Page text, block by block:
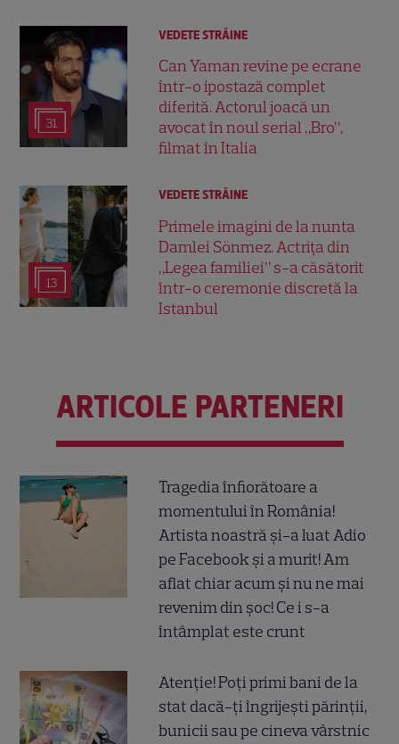
31
VEDETE STRĂINE
Can Yaman revine pe ecrane
într-o ipostază complet
diferită. Actorul joacă un
avocat în noul serial „Bro”,
filmat în Italia
13
VEDETE STRĂINE
Primele imagini de la nunta
Damlei Sönmez. Actrița din
„Legea familiei” s-a căsătorit
într-o ceremonie discretă la
Istanbul
ARTICOLE PARTENERI
Tragedia înfiorătoare a
momentului în România!
Artista noastră și-a luat Adio
pe Facebook și a murit! Am
aflat chiar acum și nu ne mai
revenim din șoc! Ce i s-a
întâmplat este crunt
Atenție! Poți primi bani de la
stat dacă-ți îngrijești părinții,
bunicii sau pe cineva vârstnic